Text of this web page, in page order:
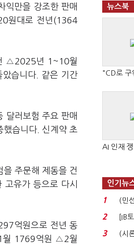
익만을 강조한 판매
원대로 전년(1364
△2025년 1~10월
습니다. 같은 기간
달러보험 주요 판매
습니다. 신계약 초
주문해 제동을 건
유가 등으로 다시
억원으로 전년 동
월 1769억원 △2월
뉴스북
"CD로 구
AI 인재
인기뉴
1
(민
격…
2
[IB
340
3 (시